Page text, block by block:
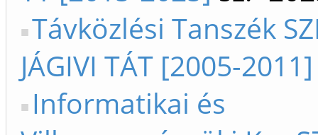
Távközlési Tanszék
JÁGIVI TÁT [2005-2011]
Informatikai és